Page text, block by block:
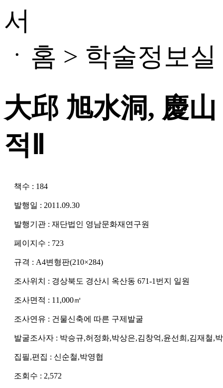
ㆍ홈 > 학술정보
大邱 旭水洞, 慶
적Ⅱ
책수 : 184
발행일 : 2011.09.30
발행기관 : 재단법인 영남문화재연구원
페이지수 : 723
규격 : A4변형판(210×284)
조사위치 : 경상북도 경산시 옥산동 671-1번지 일원
조사면적 : 11,000㎡
조사연유 : 건물신축에 따른 구제발굴
발굴조사자 : 박승규,허정화,박상은,김창억,윤선희,김재철,
집필,편집 : 신순철,박영협
조회수 : 2,572